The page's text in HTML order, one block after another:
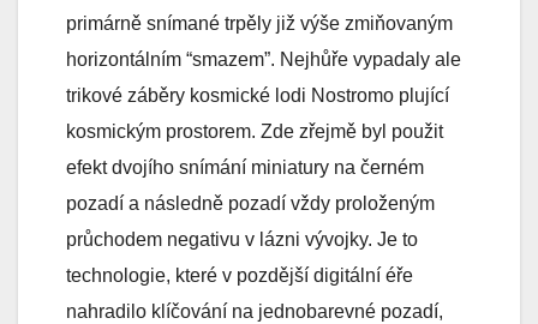
primárně snímané trpěly již výše zmiňovaným
horizontálním “smazem”. Nejhůře vypadaly ale
trikové záběry kosmické lodi Nostromo plující
kosmickým prostorem. Zde zřejmě byl použit
efekt dvojího snímání miniatury na černém
pozadí a následně pozadí vždy proloženým
průchodem negativu v lázni vývojky. Je to
technologie, které v pozdější digitální éře
nahradilo klíčování na jednobarevné pozadí,